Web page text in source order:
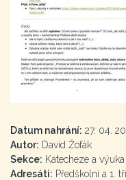
Datum nahrání: 27. 04.
Autor: David Žofák
Sekce: Katecheze a
Adresáti: Předškolní a 1.